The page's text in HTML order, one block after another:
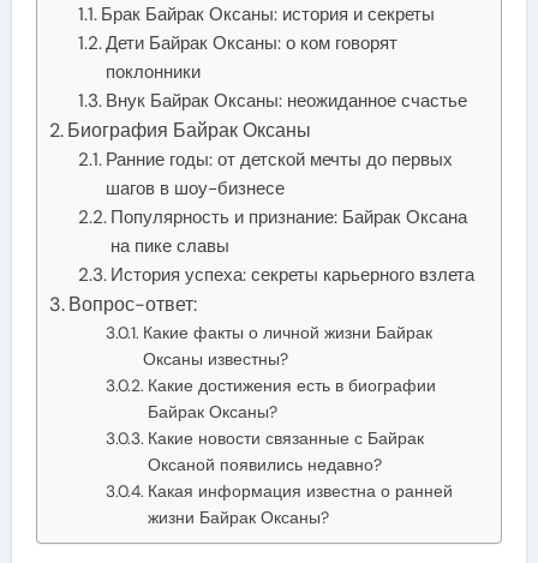
Брак Байрак Оксаны: история и секреты
Дети Байрак Оксаны: о ком говорят
поклонники
Внук Байрак Оксаны: неожиданное счастье
Биография Байрак Оксаны
Ранние годы: от детской мечты до первых
шагов в шоу-бизнесе
Популярность и признание: Байрак Оксана
на пике славы
История успеха: секреты карьерного взлета
Вопрос-ответ:
Какие факты о личной жизни Байрак
Оксаны известны?
Какие достижения есть в биографии
Байрак Оксаны?
Какие новости связанные с Байрак
Оксаной появились недавно?
Какая информация известна о ранней
жизни Байрак Оксаны?